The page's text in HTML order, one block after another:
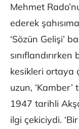
Mehmet
ederek
‘Sözün Gelişi’
kesikleri ortaya
uzun, ‘Kamber’
1947 tarihli
ilgi çekiciydi.